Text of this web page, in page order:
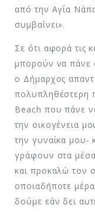
από την Αγία
συμβαίνει».
Σε ότι αφορά τις
μπορούν να πάνε
ο Δήμαρχος
πολυπληθέστερη
Βeach που πάνε
την οικογένεια
την γυναίκα μου-
γράφουν στα
και προκαλώ τον
οποιαδήποτε
δούμε εάν δει